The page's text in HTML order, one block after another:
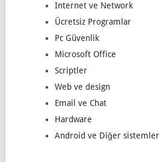
Internet ve Network
Ücretsiz Programlar
Pc Güvenlik
Microsoft Office
Scriptler
Web ve design
Email ve Chat
Hardware
Android ve Diğer sistemler